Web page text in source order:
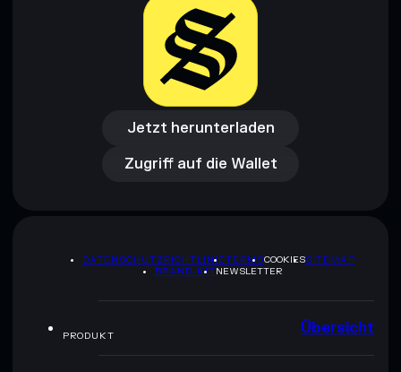
Jetzt herunterladen
Jetzt herunterladen
Zugriff auf die Wallet
Zugriff auf die Wallet
DATENSCHUTZRICHTLINIETERMSCOOKIESSITEMAP
BRAND-KITNEWSLETTER
PRODUKT Übersicht